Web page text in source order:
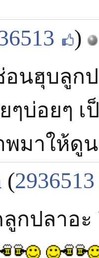
)
อนฮุบลูก
ๆบ่อยๆ
พมาให้ดู
(2936513
กปลาอะ